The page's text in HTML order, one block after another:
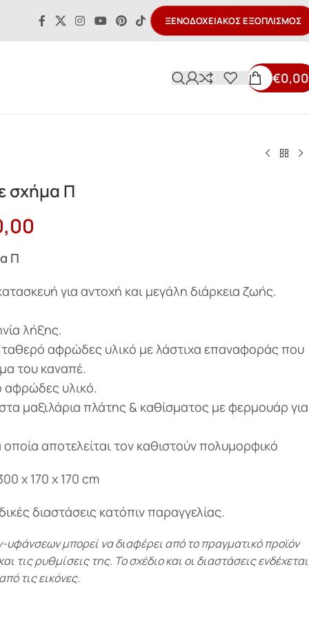
ΞΕΝΟΔΟΧΕΙΑΚΌΣ ΕΞΟΠΛΙΣΜΌΣ
€0,00
σχήμα Π
Π
για αντοχή και μεγάλη διάρκεια ζωής.
λήξης.
αφρώδες υλικό με λάστιχα επαναφοράς που
του καναπέ.
αφρώδες υλικό.
μαξιλάρια πλάτης & καθίσματος με φερμουάρ για
αποτελείται τον καθιστούν πολυμορφικό
x 170 x 170 cm
διαστάσεις κατόπιν παραγγελίας.
μπορεί να διαφέρει από το πραγματικό προϊόν
τις ρυθμίσεις της. Το σχέδιο και οι διαστάσεις ενδέχεται
τις εικόνες.